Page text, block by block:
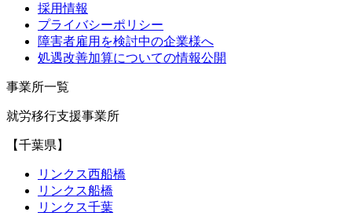
採用情報
プライバシーポリシー
障害者雇用を検討中の企業様へ
処遇改善加算についての情報公開
事業所一覧
就労移行支援事業所
【千葉県】
リンクス西船橋
リンクス船橋
リンクス千葉